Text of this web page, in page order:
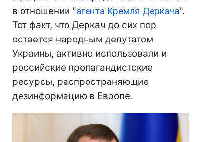
в отношении "агента Кремля Деркача".
Тот факт, что Деркач до сих пор
остается народным депутатом
Украины, активно использовали и
российские пропагандистские
ресурсы, распространяющие
дезинформацию в Европе.